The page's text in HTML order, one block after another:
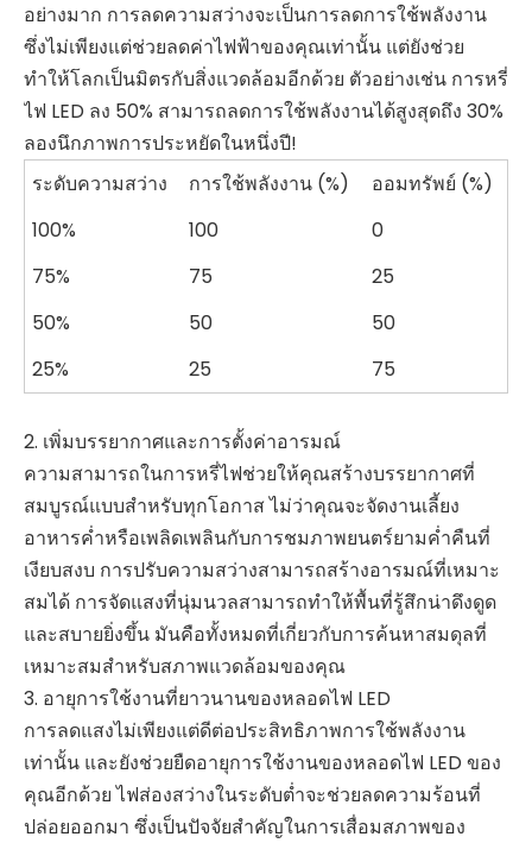
อย่างมาก การลดความสว่างจะเป็นการลดการใช้พลังงาน
ซึ่งไม่เพียงแต่ช่วยลดค่าไฟฟ้าของคุณเท่านั้น แต่ยังช่วย
ทำให้โลกเป็นมิตรกับสิ่งแวดล้อมอีกด้วย ตัวอย่างเช่น การหรี่
ไฟ LED ลง 50% สามารถลดการใช้พลังงานได้สูงสุดถึง 30%
ลองนึกภาพการประหยัดในหนึ่งปี!
ระดับความสว่าง
การใช้พลังงาน (%)
ออมทรัพย์ (%)
100%
100
0
75%
75
25
50%
50
50
25%
25 75
2. เพิ่มบรรยากาศและการตั้งค่าอารมณ์
ความสามารถในการหรี่ไฟช่วยให้คุณสร้างบรรยากาศที่
สมบูรณ์แบบสำหรับทุกโอกาส ไม่ว่าคุณจะจัดงานเลี้ยง
อาหารค่ำหรือเพลิดเพลินกับการชมภาพยนตร์ยามค่ำคืนที่
เงียบสงบ การปรับความสว่างสามารถสร้างอารมณ์ที่เหมาะ
สมได้ การจัดแสงที่นุ่มนวลสามารถทำให้พื้นที่รู้สึกน่าดึงดูด
และสบายยิ่งขึ้น มันคือทั้งหมดที่เกี่ยวกับการค้นหาสมดุลที่
เหมาะสมสำหรับสภาพแวดล้อมของคุณ
3. อายุการใช้งานที่ยาวนานของหลอดไฟ LED
การลดแสงไม่เพียงแต่ดีต่อประสิทธิภาพการใช้พลังงาน
เท่านั้น และยังช่วยยืดอายุการใช้งานของหลอดไฟ LED ของ
คุณอีกด้วย ไฟส่องสว่างในระดับต่ำจะช่วยลดความร้อนที่
ปล่อยออกมา ซึ่งเป็นปัจจัยสำคัญในการเสื่อมสภาพของ